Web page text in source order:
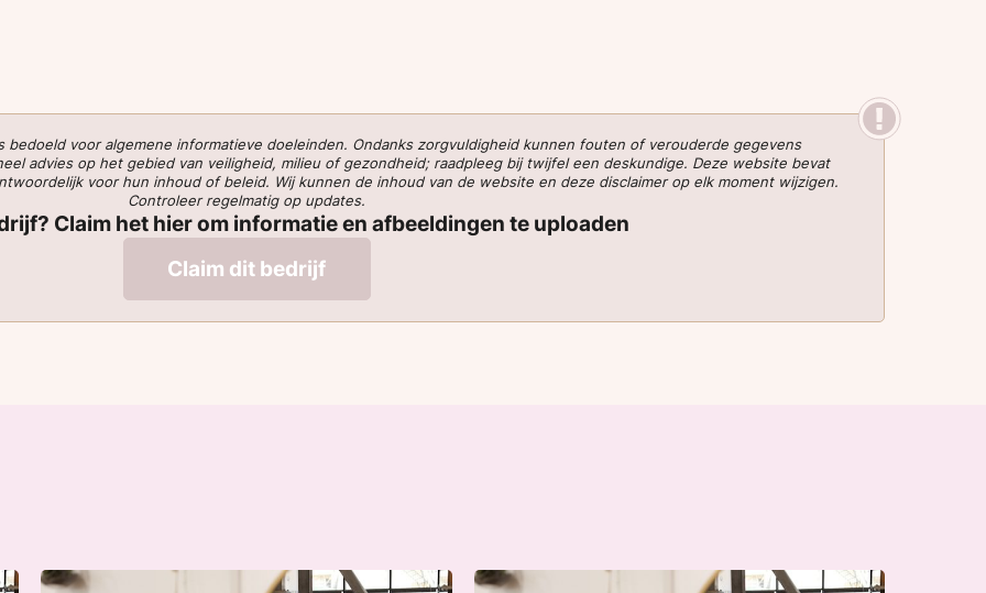
voor algemene informatieve doeleinden. Ondanks zorgvuldigheid kunnen fouten of verouderde gegevens
advies op het gebied van veiligheid, milieu of gezondheid; raadpleeg bij twijfel een deskundige. Deze website bevat
voor hun inhoud of beleid. Wij kunnen de inhoud van de website en deze disclaimer op elk moment wijzigen.
Controleer regelmatig op updates.
Claim het hier om informatie en afbeeldingen te uploaden
Claim dit bedrijf